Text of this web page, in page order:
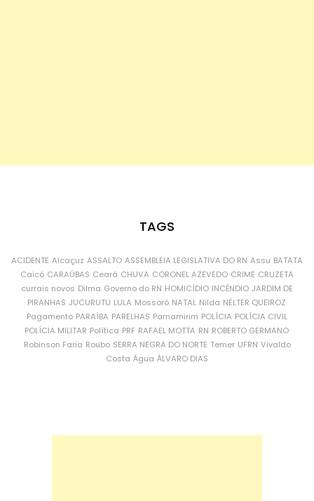
TAGS
ACIDENTE Alcaçuz ASSALTO ASSEMBLEIA LEGISLATIVA DO RN Assu BATATA
Caicó CARAÚBAS Ceará CHUVA CORONEL AZEVEDO CRIME CRUZETA
currais novos Dilma Governo do RN HOMICÍDIO INCÊNDIO JARDIM DE
PIRANHAS JUCURUTU LULA Mossoró NATAL Nilda NÉLTER QUEIROZ
Pagamento PARAÍBA PARELHAS Parnamirim POLÍCIA POLÍCIA CIVIL
POLÍCIA MILITAR Política PRF RAFAEL MOTTA RN ROBERTO GERMANO
Robinson Faria Roubo SERRA NEGRA DO NORTE Temer UFRN Vivaldo
Costa Água ÁLVARO DIAS